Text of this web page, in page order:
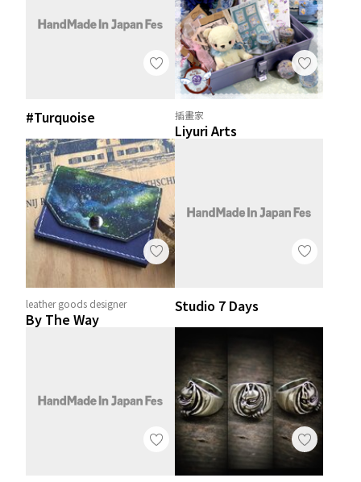
#Turquoise 插畫家
Liyuri Arts
leather goods designer
By The Way
Studio 7 Days